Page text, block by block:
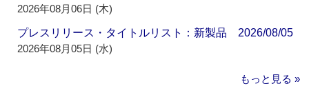
2026年08月06日 (木)
プレスリリース・タイトルリスト：新製品 2026/08/05
2026年08月05日 (水)
もっと見る »